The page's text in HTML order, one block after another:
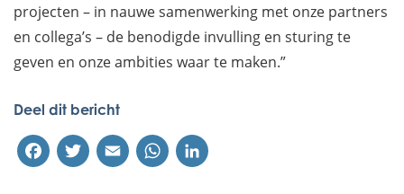
projecten – in nauwe samenwerking met onze partners
en collega’s – de benodigde invulling en sturing te
geven en onze ambities waar te maken.”
Deel dit bericht
FacebookTwitterEmail WhatsApp